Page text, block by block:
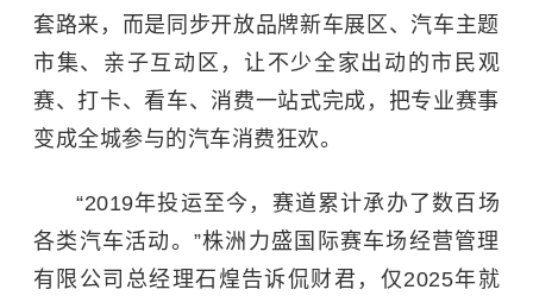
套路来，而是同步开放品牌新车展区、汽车主题
市集、亲子互动区，让不少全家出动的市民观
赛、打卡、看车、消费一站式完成，把专业赛事
变成全城参与的汽车消费狂欢。
“2019年投运至今，赛道累计承办了数百场
各类汽车活动。”株洲力盛国际赛车场经营管理
有限公司总经理石煌告诉侃财君，仅2025年就